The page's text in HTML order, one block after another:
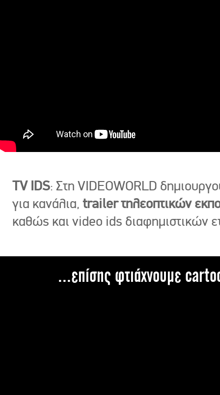
TV IDS: Στη VIDEOWORLD
για κανάλια, trailer τηλεοπτικών
καθώς και video ids διαφημιστικών
...επίσης φτιάχνουμε